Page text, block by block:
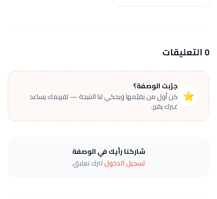
0 التعليقات
⭐
جرّبت الوصفة؟
كن أول من يقيّمها ويحكي لنا النتيجة — تقييمك يساعد
غيرك يقرر.
شاركنا رأيك في الوصفة
تسجيل الدخوللترك تعليق.